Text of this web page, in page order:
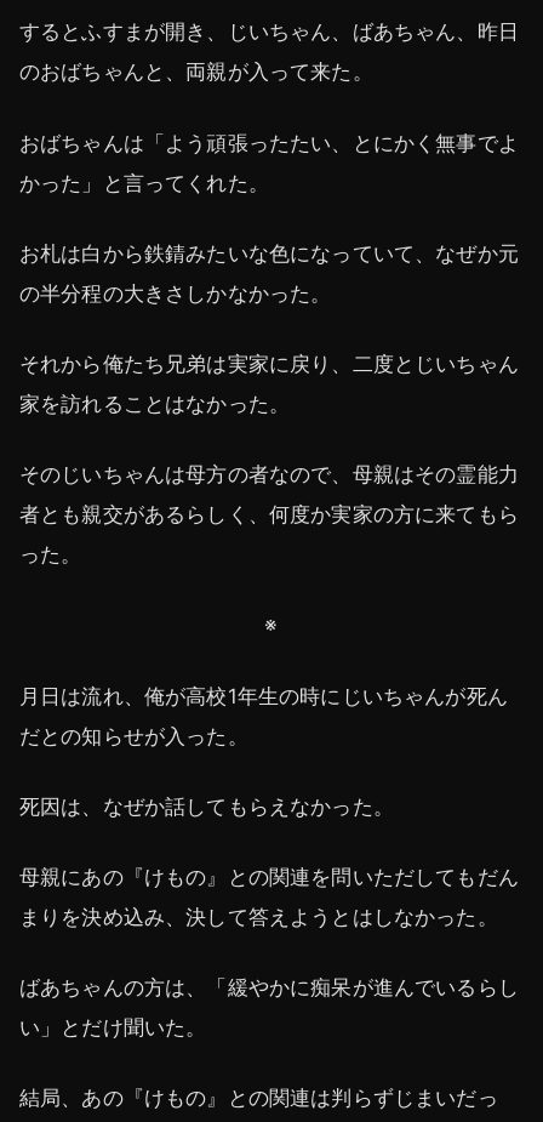
するとふすまが開き、じいちゃん、ばあちゃん、昨日
のおばちゃんと、両親が入って来た。
おばちゃんは「よう頑張ったたい、とにかく無事でよ
かった」と言ってくれた。
お札は白から鉄錆みたいな色になっていて、なぜか元
の半分程の大きさしかなかった。
それから俺たち兄弟は実家に戻り、二度とじいちゃん
家を訪れることはなかった。
そのじいちゃんは母方の者なので、母親はその霊能力
者とも親交があるらしく、何度か実家の方に来てもら
った。
※
月日は流れ、俺が高校1年生の時にじいちゃんが死ん
だとの知らせが入った。
死因は、なぜか話してもらえなかった。
母親にあの『けもの』との関連を問いただしてもだん
まりを決め込み、決して答えようとはしなかった。
ばあちゃんの方は、「緩やかに痴呆が進んでいるらし
い」とだけ聞いた。
結局、あの『けもの』との関連は判らずじまいだっ